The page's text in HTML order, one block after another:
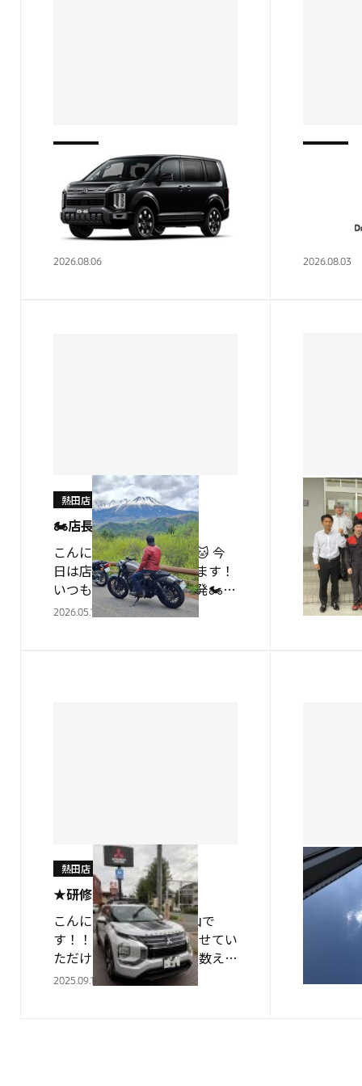
実習生のご紹介（３人目）
こんにちは！！！🌞熱田店で
す！！ お待たせしました！ 実
習生自己紹介のトリを務めさせ
ていただきます、佐用と申しま
2026.08.06
実習生
はじめ
として
た、権
で覚える
2026.08.03
🏍店長の休日🍴
熱田店
こんにちは、熱田店です🐱 今
日は店長の休日を紹介します！
いつものツーリングへ出発🏍
お天気も良く気持ちよさそう🌞
2026.05.17
🍃フェ
熱田店
こんにち
5/1（金
三菱・初
り開催中
2026.05.01
★研修生３人で試乗★
熱田店
こんにちは 実習生の浦山で
す！！ 熱田店で研修をさせてい
ただける日も 残り片手で数えら
れる程となりました．．． とい
2025.09.13
★新たな
熱田店
こんに
一です
めちゃ
す いつ